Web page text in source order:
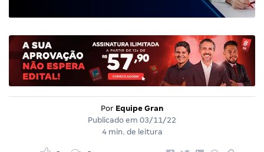
Por Equipe Gran
Publicado em 03/11/22
4 min. de leitura